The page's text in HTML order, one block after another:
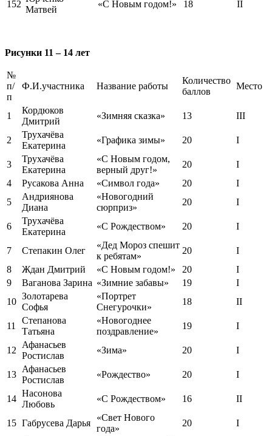
152
Матвей
«С Новым годом!» 18 II
Рисунки 11 – 14 лет
№
п/
п
Ф.И.участника Название работы
Количество
баллов
Место
1
Кордюков
Дмитрий
«Зимняя сказка» 13 III
2
Трухачёва
Екатерина
«Графика зимы» 20 I
3
Трухачёва
Екатерина
«С Новым годом,
верный друг!»
20
I
4
Русакова Анна «Символ года» 20
I
5
Андриянова
Диана
«Новогодний
сюрприз»
20 I
6
Трухачёва
Екатерина
«С Рождеством» 20 I
7 Степакин Олег
«Дед Мороз спешит
к ребятам»
20
I
8
Ждан Дмитрий «С Новым годом!» 20
I
9
Ваганова Зарина «Зимние забавы» 19
I
10
Золотарева
Софья
«Портрет
Снегурочки»
18 II
11
Степанова
Татьяна
«Новогоднее
поздравление»
19 I
12
Афанасьев
Ростислав
«Зима» 20 I
13
Афанасьев
Ростислав
«Рождество» 20 I
14
Насонова
Любовь
«С Рождеством» 16 II
15 Габрусева Дарья
«Свет Нового
года»
20 I